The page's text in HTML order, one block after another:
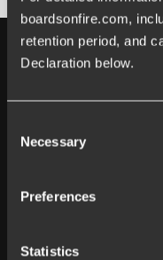
boardsonfire.com,
retention period, and
Declaration below.
Selection
Necessary
Preferences
Statistics
SENASTE